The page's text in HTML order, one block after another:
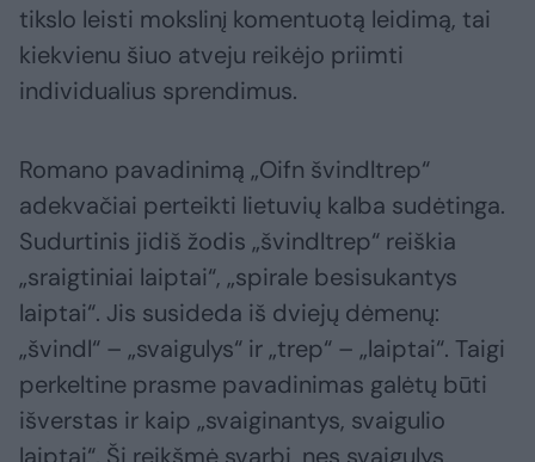
tikslo leisti mokslinį komentuotą leidimą, tai
kiekvienu šiuo atveju reikėjo priimti
individualius sprendimus.
Romano pavadinimą „Oifn švindltrep“
adekvačiai perteikti lietuvių kalba sudėtinga.
Sudurtinis jidiš žodis „švindltrep“ reiškia
„sraigtiniai laiptai“, „spirale besisukantys
laiptai“. Jis susideda iš dviejų dėmenų:
„švindl“ – „svaigulys“ ir „trep“ – „laiptai“. Taigi
perkeltine prasme pavadinimas galėtų būti
išverstas ir kaip „svaiginantys, svaigulio
laiptai“. Ši reikšmė svarbi, nes svaigulys,